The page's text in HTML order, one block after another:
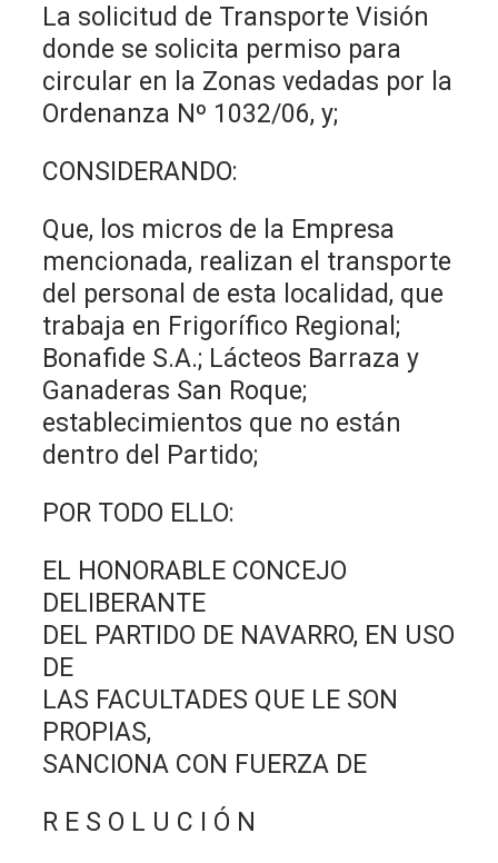
La solicitud de Transporte Visión
donde se solicita permiso para
circular en la Zonas vedadas por la
Ordenanza Nº 1032/06, y;
CONSIDERANDO:
Que, los micros de la Empresa
mencionada, realizan el transporte
del personal de esta localidad, que
trabaja en Frigorífico Regional;
Bonafide S.A.; Lácteos Barraza y
Ganaderas San Roque;
establecimientos que no están
dentro del Partido;
POR TODO ELLO:
EL HONORABLE CONCEJO
DELIBERANTE
DEL PARTIDO DE NAVARRO, EN USO
DE
LAS FACULTADES QUE LE SON
PROPIAS,
SANCIONA CON FUERZA DE
R E S O L U C I Ó N